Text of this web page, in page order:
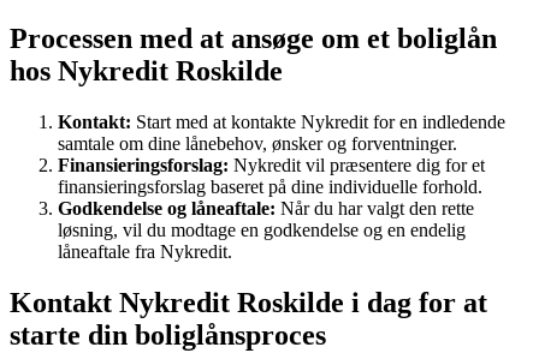
Processen med at ansøge om et boliglån
hos Nykredit Roskilde
Kontakt: Start med at kontakte Nykredit for en indledende
samtale om dine lånebehov, ønsker og forventninger.
Finansieringsforslag: Nykredit vil præsentere dig for et
finansieringsforslag baseret på dine individuelle forhold.
Godkendelse og låneaftale: Når du har valgt den rette
løsning, vil du modtage en godkendelse og en endelig
låneaftale fra Nykredit.
Kontakt Nykredit Roskilde i dag for at
starte din boliglånsproces